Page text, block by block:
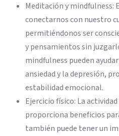
Meditación y mindfulness:
conectarnos con nuestro
permitiéndonos ser
y pensamientos sin
mindfulness pueden
ansiedad y la depresión,
estabilidad emocional.
Ejercicio físico: La
proporciona beneficios
también puede tener un